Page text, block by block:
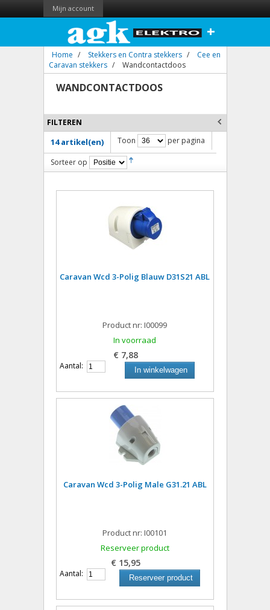
Mijn account
+
Home / Stekkers en Contra stekkers /
Cee en
Caravan stekkers / Wandcontactdoos
WANDCONTACTDOOS
FILTEREN
14 artikel(en) Toon per pagina
Sorteer op
Caravan Wcd 3-Polig Blauw D31S21 ABL
Product nr: I00099
In voorraad
€ 7,88
Aantal: In winkelwagen
Caravan Wcd 3-Polig Male G31.21 ABL
Product nr: I00101
Reserveer product
€ 15,95
Aantal: Reserveer product